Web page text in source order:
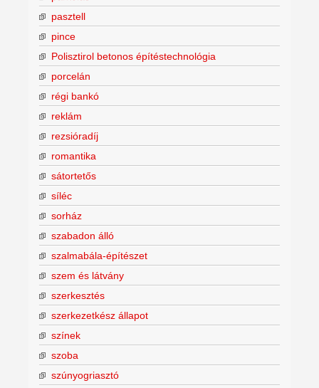
pasztell
pince
Polisztirol betonos építéstechnológia
porcelán
régi bankó
reklám
rezsióradíj
romantika
sátortetős
síléc
sorház
szabadon álló
szalmabála-építészet
szem és látvány
szerkesztés
szerkezetkész állapot
színek
szoba
szúnyogriasztó